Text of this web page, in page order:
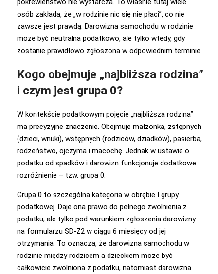
pokrewieństwo nie wystarcza. To właśnie tutaj wiele
osób zakłada, że „w rodzinie nic się nie płaci”, co nie
zawsze jest prawdą. Darowizna samochodu w rodzinie
może być neutralna podatkowo, ale tylko wtedy, gdy
zostanie prawidłowo zgłoszona w odpowiednim terminie.
Kogo obejmuje „najbliższa rodzina”
i czym jest grupa 0?
W kontekście podatkowym pojęcie „najbliższa rodzina”
ma precyzyjne znaczenie. Obejmuje małżonka, zstępnych
(dzieci, wnuki), wstępnych (rodziców, dziadków), pasierba,
rodzeństwo, ojczyma i macochę. Jednak w ustawie o
podatku od spadków i darowizn funkcjonuje dodatkowe
rozróżnienie – tzw. grupa 0.
Grupa 0 to szczególna kategoria w obrębie I grupy
podatkowej. Daje ona prawo do pełnego zwolnienia z
podatku, ale tylko pod warunkiem zgłoszenia darowizny
na formularzu SD-Z2 w ciągu 6 miesięcy od jej
otrzymania. To oznacza, że darowizna samochodu w
rodzinie między rodzicem a dzieckiem może być
całkowicie zwolniona z podatku, natomiast darowizna